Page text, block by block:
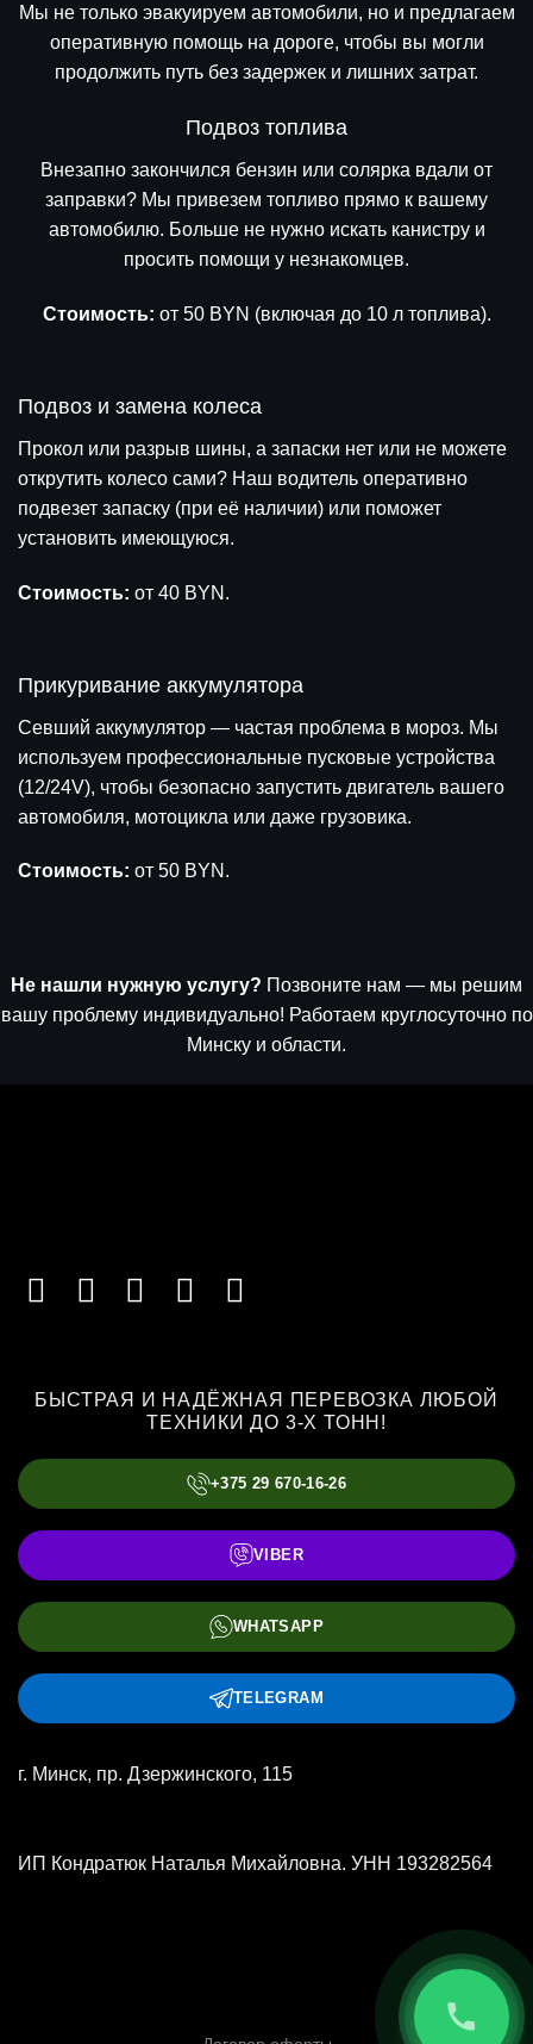
Мы не только эвакуируем автомобили, но и предлагаем
оперативную помощь на дороге, чтобы вы могли
продолжить путь без задержек и лишних затрат.
Подвоз топлива
Внезапно закончился бензин или солярка вдали от
заправки? Мы привезем топливо прямо к вашему
автомобилю. Больше не нужно искать канистру и
просить помощи у незнакомцев.
Стоимость: от 50 BYN (включая до 10 л топлива).
Подвоз и замена колеса
Прокол или разрыв шины, а запаски нет или не можете
открутить колесо сами? Наш водитель оперативно
подвезет запаску (при её наличии) или поможет
установить имеющуюся.
Стоимость: от 40 BYN.
Прикуривание аккумулятора
Севший аккумулятор — частая проблема в мороз. Мы
используем профессиональные пусковые устройства
(12/24V), чтобы безопасно запустить двигатель вашего
автомобиля, мотоцикла или даже грузовика.
Стоимость: от 50 BYN.
Не нашли нужную услугу? Позвоните нам — мы решим
вашу проблему индивидуально! Работаем круглосуточно по
Минску и области.
БЫСТРАЯ И НАДЁЖНАЯ ПЕРЕВОЗКА ЛЮБОЙ
ТЕХНИКИ ДО 3-Х ТОНН!
+375 29 670-16-26
VIBER
WHATSAPP
TELEGRAM
г. Минск, пр. Дзержинского, 115
ИП Кондратюк Наталья Михайловна. УНН 193282564